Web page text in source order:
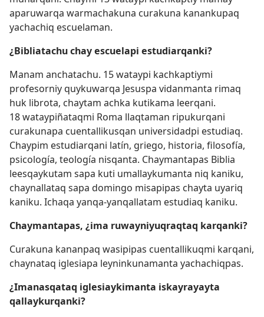
aparuwarqa warmachakuna curakuna kanankupaq
yachachiq escuelaman.
¿Bibliatachu chay escuelapi estudiarqanki?
Manam anchatachu. 15 wataypi kachkaptiymi
profesorniy quykuwarqa Jesuspa vidanmanta rimaq
huk librota, chaytam achka kutikama leerqani.
18 wataypiñataqmi Roma llaqtaman ripukurqani
curakunapa cuentallikusqan universidadpi estudiaq.
Chaypim estudiarqani latín, griego, historia, filosofía,
psicología, teología nisqanta. Chaymantapas Biblia
leesqaykutam sapa kuti umallaykumanta niq kaniku,
chaynallataq sapa domingo misapipas chayta uyariq
kaniku. Ichaqa yanqa-yanqallatam estudiaq kaniku.
Chaymantapas, ¿ima ruwayniyuqraqtaq karqanki?
Curakuna kananpaq wasipipas cuentallikuqmi karqani,
chaynataq iglesiapa leyninkunamanta yachachiqpas.
¿Imanasqataq iglesiaykimanta iskayrayayta
qallaykurqanki?